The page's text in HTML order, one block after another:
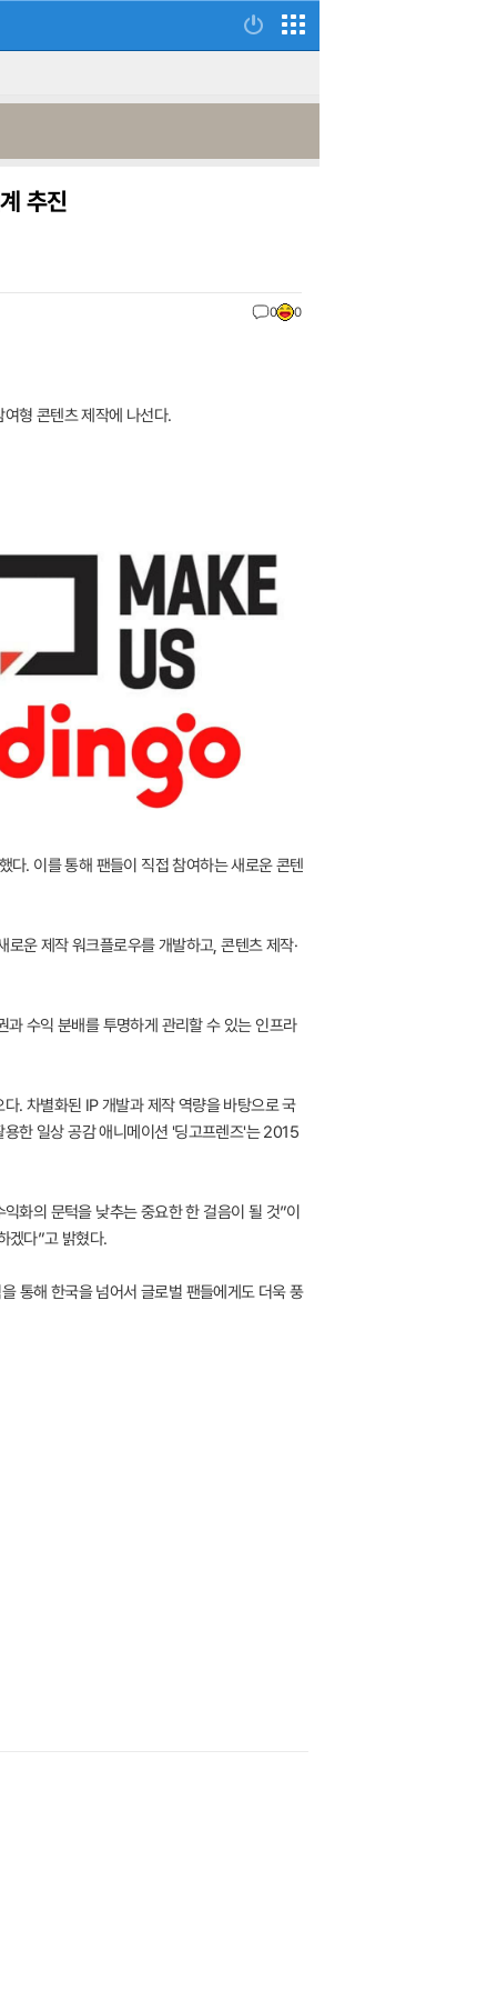
추진
0 0
형 콘텐츠 제작에 나선다.
. 이를 통해 팬들이 직접 참여하는 새로운 콘텐
운 제작 워크플로우를 개발하고, 콘텐츠 제작·
수익 분배를 투명하게 관리할 수 있는 인프라
. 차별화된 IP 개발과 제작 역량을 바탕으로 국
한 일상 공감 애니메이션 '딩고프렌즈'는 2015
화의 문턱을 낮추는 중요한 한 걸음이 될 것”이
겠다”고 밝혔다.
통해 한국을 넘어서 글로벌 팬들에게도 더욱 풍